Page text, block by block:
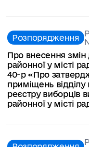
Розпорядження
Про внесення
районної у місті
40-р «Про
приміщень
реєстру виборців
районної у місті